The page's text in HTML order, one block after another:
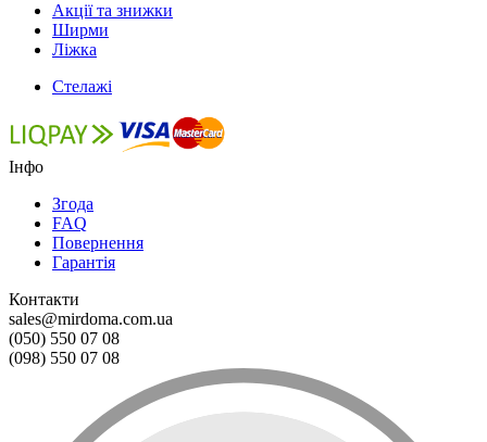
Акції та знижки
Ширми
Ліжка
Стелажі
Інфо
Згода
FAQ
Повернення
Гарантія
Контакти
sales@mirdoma.com.ua
(050) 550 07 08
(098) 550 07 08